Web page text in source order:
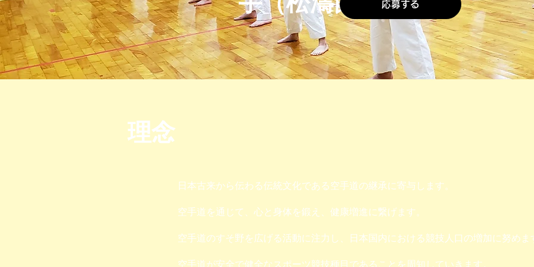
応募する
理念
日本古来から伝わる伝統文化である空手道の継承に寄与します。
空手道を通じて、心と身体を鍛え、健康増進に繋げます。
空手道のすそ野を広げる活動に注力し、日本国内における競技人口の増加に努めま
空手道が安全で健全なスポーツ競技種目であることを周知していきます。